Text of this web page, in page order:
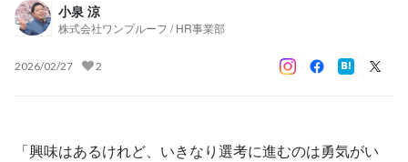
小泉 涼
株式会社ワンプルーフ / HR事業部
2026/02/27 2
「興味はあるけれど、いきなり選考に進むのは勇気がい